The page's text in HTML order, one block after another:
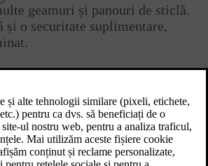
geamuri și panouri de sticlă.
și o securitate suplimentare,